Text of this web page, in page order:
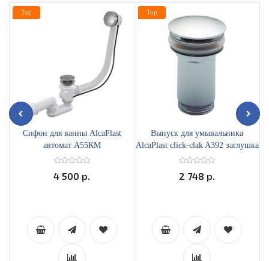
Сифон для ванны AlcaPlast
автомат А55КМ
4 500 р.
Top
Выпуск для умывальника
AlcaPlast click-clak A392 заглушка
D62
2 748 р.
Top